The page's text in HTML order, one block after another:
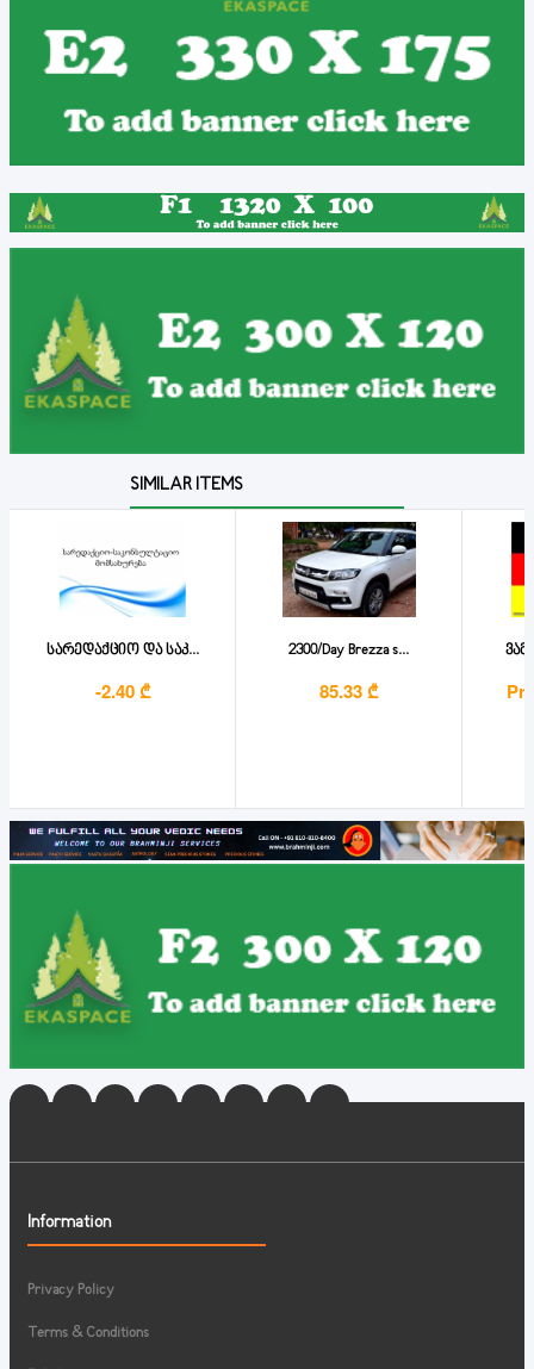
SIMILAR ITEMS
სარედაქციო და საკ...
-2.40 ₾
2300/Day Brezza s...
85.33 ₾
Information
Privacy Policy
Terms & Conditions